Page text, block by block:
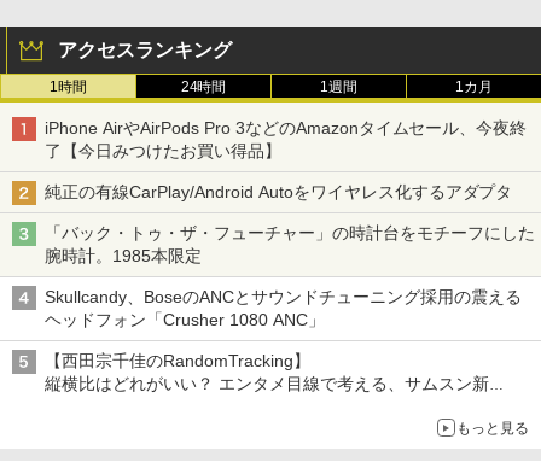
アクセスランキング
1時間 24時間 1週間 1カ月
iPhone AirやAirPods Pro 3などのAmazonタイムセール、今夜終
了【今日みつけたお買い得品】
純正の有線CarPlay/Android Autoをワイヤレス化するアダプタ
「バック・トゥ・ザ・フューチャー」の時計台をモチーフにした
腕時計。1985本限定
Skullcandy、BoseのANCとサウンドチューニング採用の震える
ヘッドフォン「Crusher 1080 ANC」
【西田宗千佳のRandomTracking】
縦横比はどれがいい？ エンタメ目線で考える、サムスン新
もっと見る